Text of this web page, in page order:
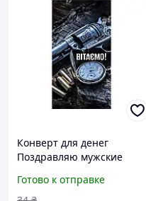
Конверт для денег
Поздравляю мужские
УПАКОВКИН
Готово к отправке